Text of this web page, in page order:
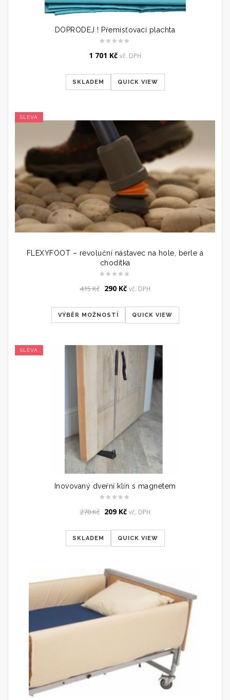
DOPRODEJ ! Přemísťovací plachta
1 701 Kč vč. DPH
SKLADEM QUICK VIEW
SLEVA
FLEXYFOOT – revoluční nástavec na hole, berle a
chodítka
415Kč Original
was:
415 Kč.
290 KčCurrent
is:
290 Kč.
vč. DPH
VÝBĚR MOŽNOSTÍ QUICK VIEW
SLEVA
Inovovaný dveřní klín s magnetem
270Kč Original
was:
270 Kč.
209 KčCurrent
is:
209 Kč.
vč. DPH
SKLADEM QUICK VIEW